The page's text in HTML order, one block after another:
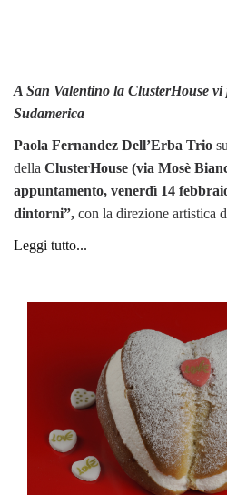
A San Valentino la ClusterHouse
Sudamerica
Paola Fernandez Dell’Erba Trio
della ClusterHouse (via Mosè
appuntamento, venerdì 14
dintorni”, con la direzione artistica
Leggi tutto...